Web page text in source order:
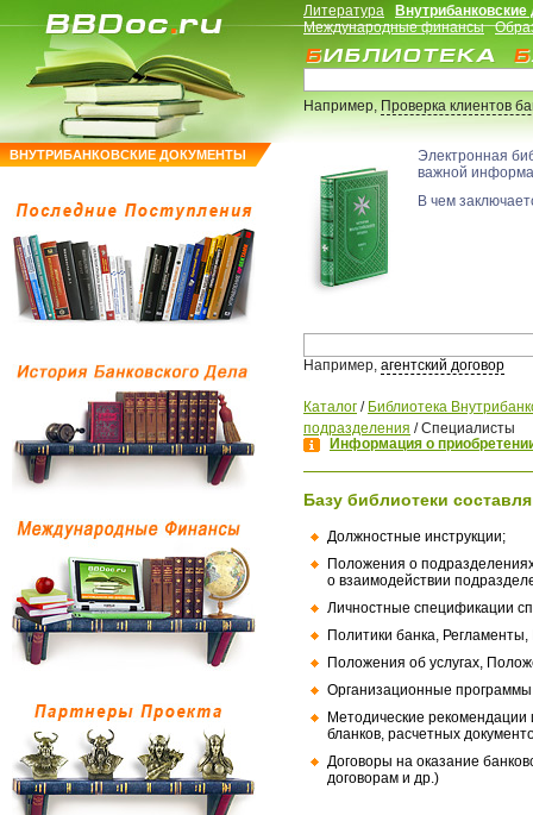
ВНУТРИБАНКОВСКИЕ ДОКУМЕНТЫ
Литература
Международные финансы
Например,Проверка клиентов
Электронная
важной
В чем
Например, агентский договор
Каталог / Библиотека
подразделения /Специалисты
Информация о
Базу библиотеки
Должностные инструкции;
Положения о
о взаимодействии
Личностные спецификации
Политики банка,
Положения об услугах,
Организационные
Методические
бланков, расчетных
Договоры на оказание
договорам и др.)